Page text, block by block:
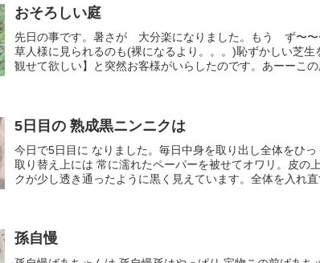
おそろしい庭
先日の事です。暑さが 大分楽になりました。もう ず〜
草人様に見られるのも(裸になるより。。。)恥ずかしい芝
観せて欲しい】と突然お客様がいらしたのです。あーーこ
5日目の 熟成黒ニンニクは
今日で5日目に なりました。毎日中身を取り出し全体をひ
取り替え上には 常に濡れたペーパーを被せてオワリ。皮の
クが少し透き通ったように黒く見えています。全体を入れ直
孫自慢